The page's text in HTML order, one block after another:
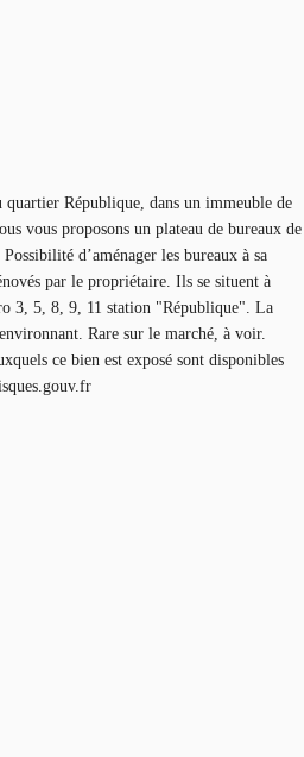
République, dans un immeuble de
vous proposons un plateau de bureaux de
d’aménager les bureaux à sa
par le propriétaire. Ils se situent à
3, 5, 8, 9, 11 station "République". La
Rare sur le marché, à voir.
ce bien est exposé sont disponibles